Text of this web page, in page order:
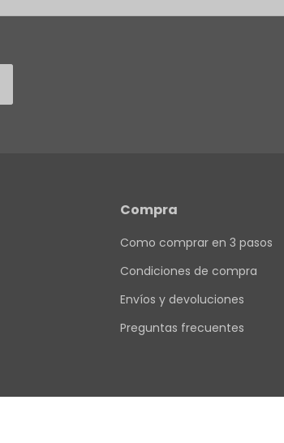
Compra
Como comprar en 3 pasos
Condiciones de compra
Envíos y devoluciones
Preguntas frecuentes